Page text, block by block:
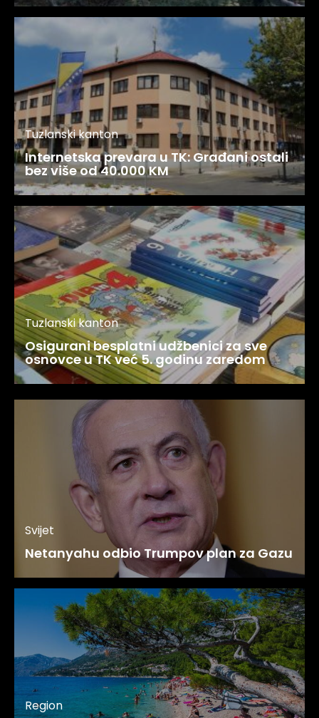
Tuzlanski kanton
Internetska prevara u TK: Građani ostali
bez više od 40.000 KM
Tuzlanski kanton
Osigurani besplatni udžbenici za sve
osnovce u TK već 5. godinu zaredom
Svijet
Netanyahu odbio Trumpov plan za Gazu
Region